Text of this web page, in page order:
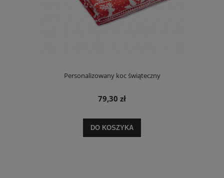
Personalizowany koc świąteczny
79,30 zł
DO KOSZYKA